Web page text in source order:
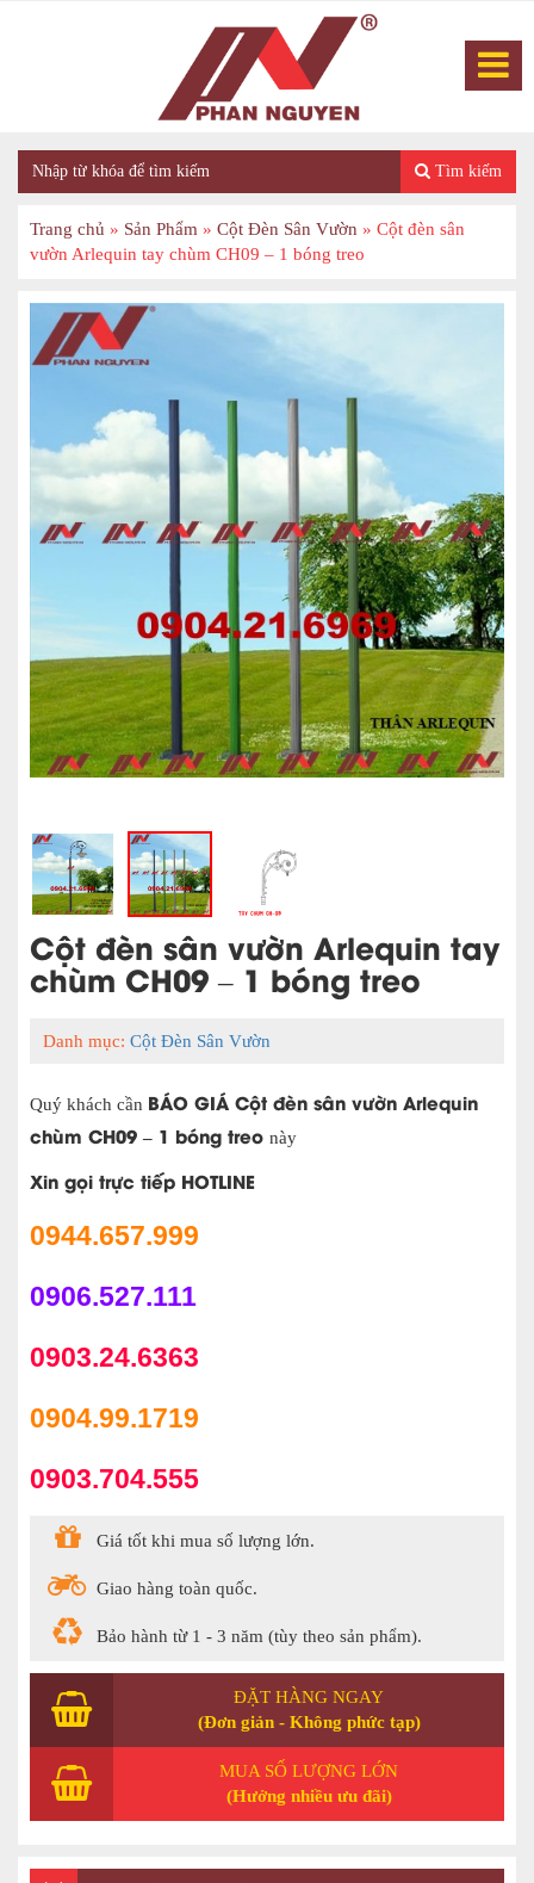
Tìm kiếm
Trang chủ » Sản Phẩm » Cột Đèn Sân Vườn » Cột đèn sân
vườn Arlequin tay chùm CH09 – 1 bóng treo
Cột đèn sân vườn Arlequin tay
chùm CH09 – 1 bóng treo
Danh mục: Cột Đèn Sân Vườn
Quý khách cần BÁO GIÁ Cột đèn sân vườn Arlequin
chùm CH09 – 1 bóng treo này
Xin gọi trực tiếp HOTLINE
0944.657.999
0906.527.111
0903.24.6363
0904.99.1719
0903.704.555
Giá tốt khi mua số lượng lớn.
Giao hàng toàn quốc.
Bảo hành từ 1 - 3 năm (tùy theo sản phẩm).
ĐẶT HÀNG NGAY
(Đơn giản - Không phức tạp)
MUA SỐ LƯỢNG LỚN
(Hưởng nhiều ưu đãi)